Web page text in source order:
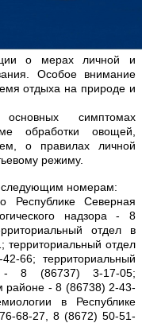
о мерах личной и
Особое внимание
отдыха на природе и
симптомах
обработки овощей,
о правилах личной
режиму.
следующим номерам:
Республике Северная
надзора - 8
отдел в
территориальный отдел
66; территориальный
- 8 (86737) 3-17-05;
районе - 8 (86738) 2-43-
в Республике
68-27, 8 (8672) 50-51-